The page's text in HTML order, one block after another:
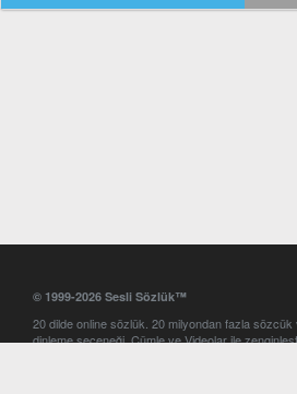
© 1999-2026 Sesli Sözlük™
20 dilde online sözlük. 20 milyondan fazla sözcük
dinleme seçeneği. Cümle ve Videolar ile